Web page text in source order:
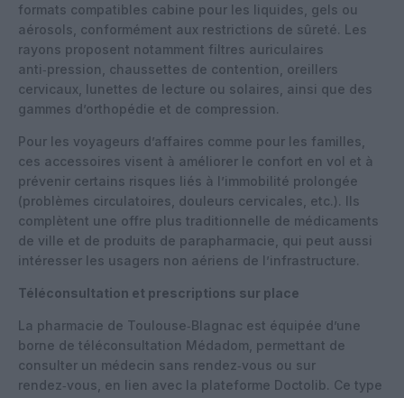
formats compatibles cabine pour les liquides, gels ou
aérosols, conformément aux restrictions de sûreté. Les
rayons proposent notamment filtres auriculaires
anti‑pression, chaussettes de contention, oreillers
cervicaux, lunettes de lecture ou solaires, ainsi que des
gammes d’orthopédie et de compression.
Pour les voyageurs d’affaires comme pour les familles,
ces accessoires visent à améliorer le confort en vol et à
prévenir certains risques liés à l’immobilité prolongée
(problèmes circulatoires, douleurs cervicales, etc.). Ils
complètent une offre plus traditionnelle de médicaments
de ville et de produits de parapharmacie, qui peut aussi
intéresser les usagers non aériens de l’infrastructure.
Téléconsultation et prescriptions sur place
La pharmacie de Toulouse‑Blagnac est équipée d’une
borne de téléconsultation Médadom, permettant de
consulter un médecin sans rendez‑vous ou sur
rendez‑vous, en lien avec la plateforme Doctolib. Ce type